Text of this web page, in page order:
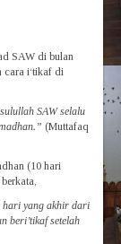
SAW di bulan
cara i‘tikaf di
SAW selalu
(Muttafaq
(10 hari
hari yang akhir dari
beri’tikaf setelah